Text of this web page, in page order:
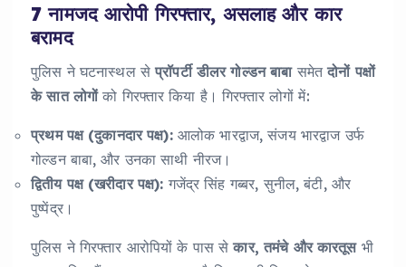
7 नामजद आरोपी गिरफ्तार, असलाह और कार
बरामद
पुलिस ने घटनास्थल सेप्रॉपर्टी डीलर गोल्डन बाबासमेतदोनों पक्षों
के सात लोगोंको गिरफ्तार किया है। गिरफ्तार लोगों में:
प्रथम पक्ष (दुकानदार पक्ष):आलोक भारद्वाज, संजय भारद्वाज उर्फ
गोल्डन बाबा, और उनका साथी नीरज।
द्वितीय पक्ष (खरीदार पक्ष): गजेंद्र सिंह गब्बर, सुनील, बंटी, और
पुष्पेंद्र।
पुलिस ने गिरफ्तार आरोपियों के पास सेकार, तमंचे और कारतूसभी